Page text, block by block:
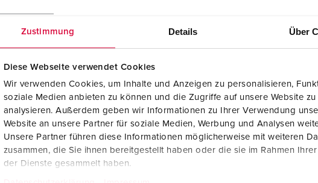
Zustimmung Details Über
Diese Webseite verwendet Cookies
Wir verwenden Cookies, um Inhalte und Anzeigen zu personalisieren,
soziale Medien anbieten zu können und die Zugriffe auf unsere Website zu
analysieren. Außerdem geben wir Informationen zu Ihrer Verwendung
Website an unsere Partner für soziale Medien, Werbung und Analysen
Unsere Partner führen diese Informationen möglicherweise mit weiteren
zusammen, die Sie ihnen bereitgestellt haben oder die sie im Rahmen
der Dienste gesammelt haben.
aardlekschakelaar type A 930022